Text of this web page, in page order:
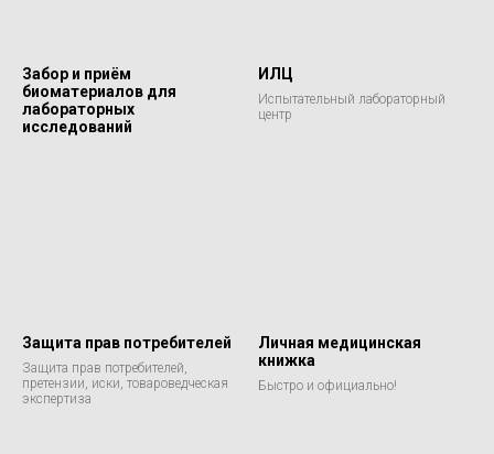
Забор и приём
биоматериалов для
лабораторных
исследований
ИЛЦ
Испытательный лабораторный
центр
Защита прав потребителей
Защита прав потребителей,
претензии, иски, товароведческая
экспертиза
Личная медицинская
книжка
Быстро и официально!